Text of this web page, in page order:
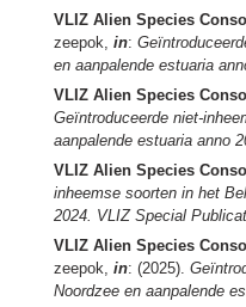
VLIZ Alien Species
zeepok, in:
en aanpalende estuaria
VLIZ Alien Species
Geïntroduceerde niet-
aanpalende estuaria anno
VLIZ Alien Species
inheemse soorten in het
2024. VLIZ Special
VLIZ Alien Species
zeepok, in: (2025).
Noordzee en aanpalende